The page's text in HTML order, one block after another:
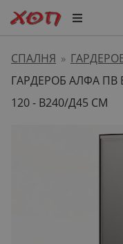
СПАЛНЯ »
ГАРДЕРОБ АЛФА
120 - В240/Д45 СМ